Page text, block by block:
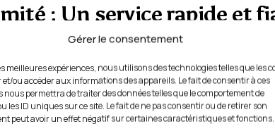
Gérer le consentement
meilleures expériences, nous utilisons des technologies telles que les
et/ou accéder aux informations des appareils. Le fait de consentir à ces
nous permettra de traiter des données telles que le comportement de
les ID uniques sur ce site. Le fait de ne pas consentir ou de retirer son
peut avoir un effet négatif sur certaines caractéristiques et fonctions.
: Un service rapide et
face à une situation urgente. Basée
Cette proximité nous permet de répondre à
plus complexe.
seulement d'une intervention rapide, mais
pour intervenir sur tous types de serrures,